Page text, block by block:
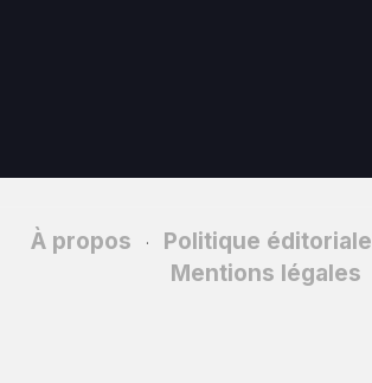
À propos · Politique éditoriale
Mentions légales